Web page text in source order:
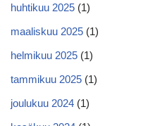
huhtikuu 2025 (1)
maaliskuu 2025 (1)
helmikuu 2025 (1)
tammikuu 2025 (1)
joulukuu 2024 (1)